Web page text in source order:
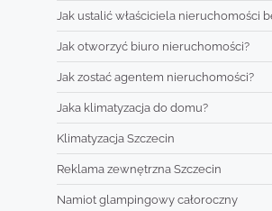
Jak ustalić właściciela nieruchomości
Jak otworzyć biuro nieruchomości?
Jak zostać agentem nieruchomości?
Jaka klimatyzacja do domu?
Klimatyzacja Szczecin
Reklama zewnętrzna Szczecin
Namiot glampingowy całoroczny